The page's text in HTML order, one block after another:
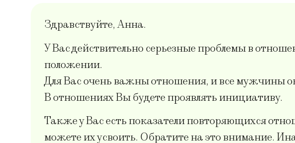
Здравствуйте, Анна.
У Вас действительно серьезные проблемы в
положении.
Для Вас очень важны отношения, и все мужчины
В отношениях Вы будете проявлять инициативу.
Также у Вас есть показатели повторяющихся
можете их усвоить. Обратите на это внимание.